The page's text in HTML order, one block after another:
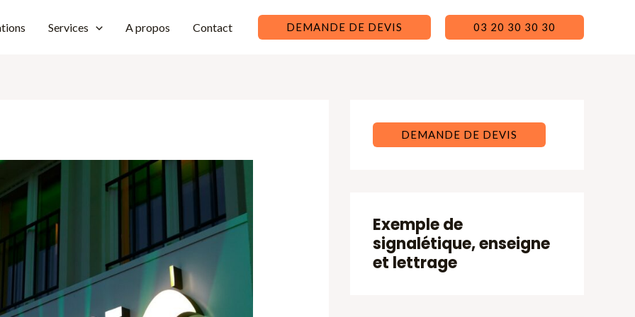
Services A propos Contact DEMANDE DE DEVIS 03 20 30 30 30
DEMANDE DE DEVIS
Exemple de
signalétique, enseigne
et lettrage